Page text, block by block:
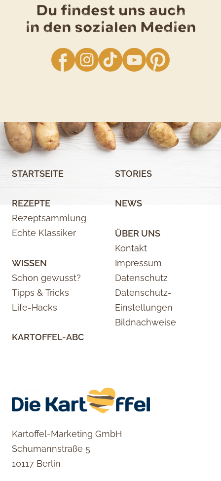
Du findest uns auch
in den sozialen Medien
facebookInstagram
TikTok YouTube
STARTSEITE
REZEPTE
Rezeptsammlung
Echte Klassiker
WISSEN
Schon gewusst?
Tipps & Tricks
Life-Hacks
KARTOFFEL-ABC
STORIES
NEWS
ÜBER UNS
Kontakt
Impressum
Datenschutz
Datenschutz-
Einstellungen
Bildnachweise
Kartoffel-Marketing GmbH
Schumannstraße 5
10117 Berlin